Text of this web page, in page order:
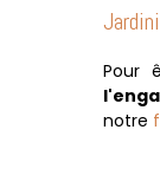
Pour
notre